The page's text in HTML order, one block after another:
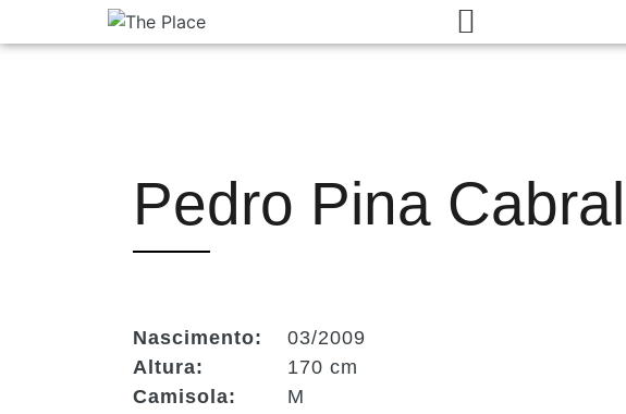
Pedro Pina Cabral
Nascimento:
Altura:
Camisola:
03/2009
170 cm
M